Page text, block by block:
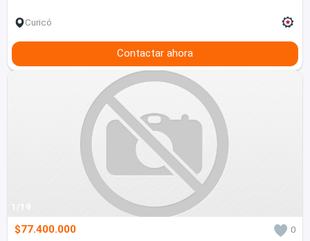
Curicó
Contactar ahora
1/19
$77.400.000
0